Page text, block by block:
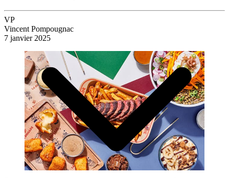
VP
Vincent Pompougnac
7 janvier 2025